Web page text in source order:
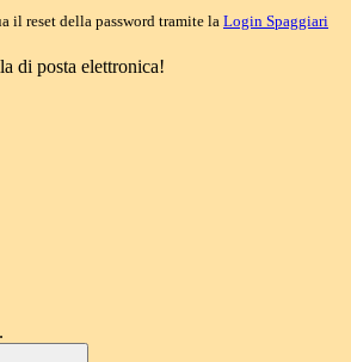
il reset della password tramite la Login Spaggiari
di posta elettronica!